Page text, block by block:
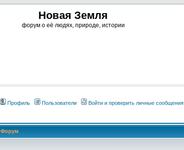
Новая Земля
форум о её людях, природе, истории
Профиль Пользователи Войти и проверить личные сообщения
Форум